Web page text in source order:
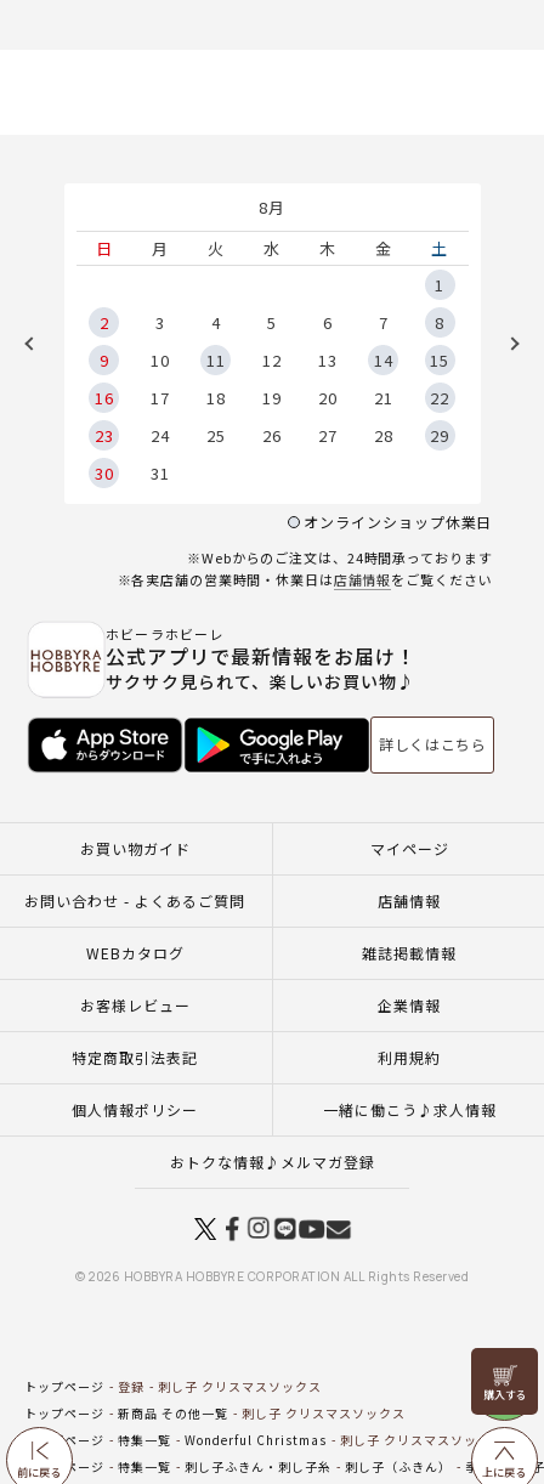
前に戻る
リリヤン
フェア
上に戻る
8月
日
月 火 水 木 金
土
1
2
3 4 5 6 7
8
9
10 11 12 13 14
15
16
17 18 19 20 21
22
23
24 25 26 27 28
29
30
31
オンラインショップ休業日
※Webからのご注文は、24時間承っております
※各実店舗の営業時間・休業日は店舗情報をご覧ください
ホビーラホビーレ
公式アプリで最新情報をお届け！
サクサク見られて、楽しいお買い物♪
詳しくはこちら
お買い物ガイド マイページ
お問い合わせ - よくあるご質問 店舗情報
WEBカタログ 雑誌掲載情報
お客様レビュー 企業情報
特定商取引法表記 利用規約
個人情報ポリシー 一緒に働こう♪求人情報
おトクな情報♪メルマガ登録
© 2026 HOBBYRA HOBBYRE CORPORATION ALL Rights Reserved
トップページ 登録
刺し子 クリスマスソックス
トップページ
新商品 その他一覧
刺し子 クリスマスソックス
トップページ
特集一覧 Wonderful Christmas
刺し子 クリスマスソックス
トップページ
特集一覧 刺し子ふきん・刺し子糸 刺し子（ふきん） 季節の刺し子